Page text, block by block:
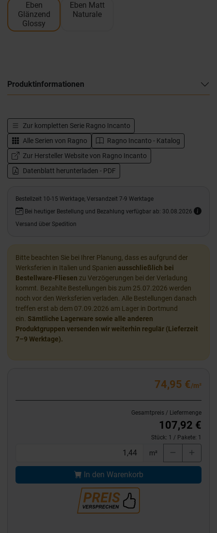
Eben
Glänzend
Glossy
Eben Matt
Naturale
Produktinformationen
Zur kompletten Serie Ragno Incanto
Alle Serien von Ragno
Ragno Incanto - Katalog
Zur Hersteller Website von Ragno Incanto
Datenblatt herunterladen - PDF
Bestellzeit 10-15 Werktage, Versandzeit 7-9 Werktage
Bei heutiger Bestellung und Bezahlung verfügbar ab: 30.08.2026
Versand über Spedition
Bitte beachten Sie bei Ihrer Planung, dass es aufgrund der
Werksferien in Italien und Spanien ausschließlich bei
Bestellware-Fliesen zu Verzögerungen bei der Verladung
kommt. Bezahlte Bestellungen bis zum 25.07.2026 werden
noch vor den Werksferien verladen. Alle Bestellungen danach
treffen erst ab dem 07.09.2026 am Lager in Dortmund
ein. Sämtliche Lagerware sowie alle anderen
Produktgruppen versenden wir weiterhin regulär (Lieferzeit
7–9 Werktage).
74,95 €/m²
Gesamtpreis / Liefermenge
107,92 €
Stück: 1 / Pakete: 1
m²
In den Warenkorb